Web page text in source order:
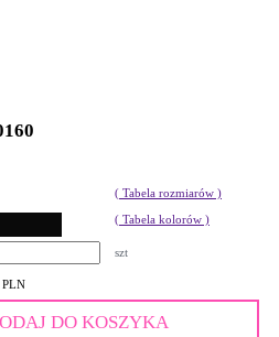
( Tabela rozmiarów )
( Tabela kolorów )
szt
PLN
DO KOSZYKA